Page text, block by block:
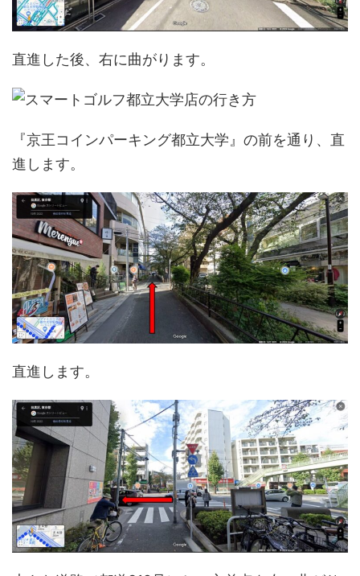
直進した後、右に曲がります。
『京王コインパーキング都立大学』の前を通り、直
進します。
直進します。